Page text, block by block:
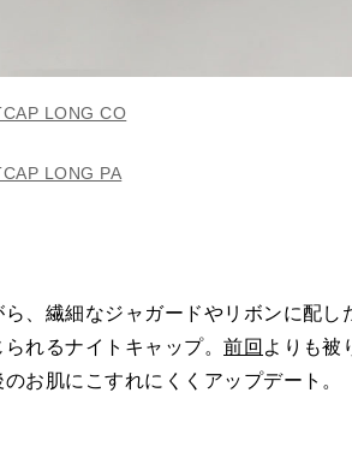
LONG CO
LONG PA
、繊細なジャガードやリボンに配し
れるナイトキャップ。前回 よりも被
お肌にこすれにくくアップデート。